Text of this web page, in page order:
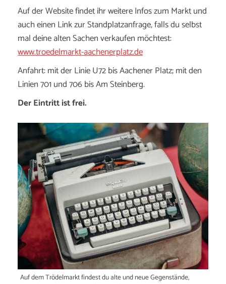
Auf der Website findet ihr weitere Infos zum Markt und
auch einen Link zur Standplatzanfrage, falls du selbst
mal deine alten Sachen verkaufen möchtest:
www.troedelmarkt-aachenerplatz.de
Anfahrt: mit der Linie U72 bis Aachener Platz; mit den
Linien 701 und 706 bis Am Steinberg.
Der Eintritt ist frei.
Auf dem Trödelmarkt findest du alte und neue Gegenstände,